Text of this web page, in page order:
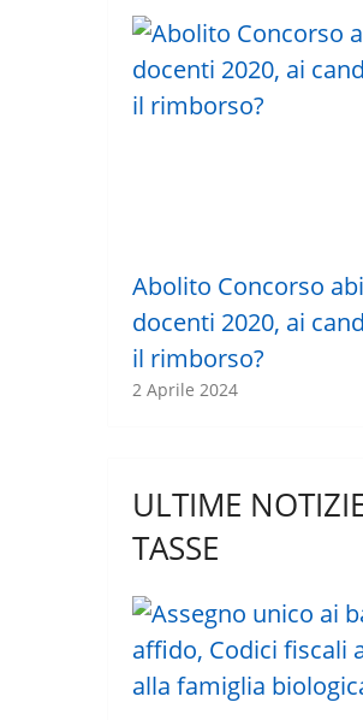
Abolito Concorso
docenti 2020, ai
il rimborso?
2 Aprile 2024
ULTIME
TASSE